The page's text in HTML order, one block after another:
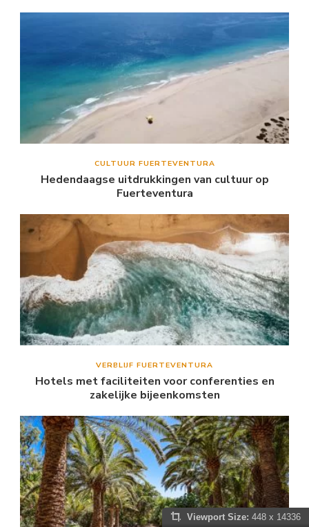
CULTUUR FUERTEVENTURA
Hedendaagse uitdrukkingen van cultuur op
Fuerteventura
VERBLIJF FUERTEVENTURA
Hotels met faciliteiten voor conferenties en
zakelijke bijeenkomsten
Viewport Size: 448 x 14336